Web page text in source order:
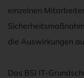
einzelnen
die Auswirkungen
Das BSI IT-